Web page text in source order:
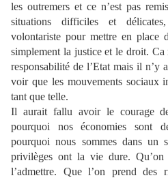
les outremers et ce n’est pas
situations difficiles et
volontariste pour mettre en place
simplement la justice et le droit.
responsabilité de l’Etat mais il n’y
voir que les mouvements sociaux
tant que telle.
Il aurait fallu avoir le courage
pourquoi nos économies sont
pourquoi nous sommes dans un
privilèges ont la vie dure.
l’admettre. Que l’on prend des